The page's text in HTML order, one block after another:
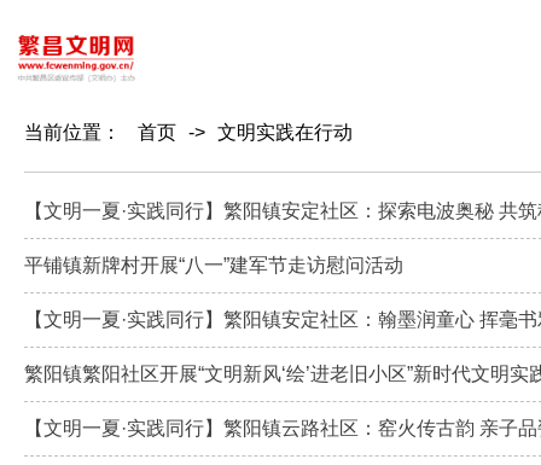
当前位置： 首页 -> 文明实践在行动
【文明一夏·实践同行】繁阳镇安定社区：探索电波奥秘 共
平铺镇新牌村开展“八一”建军节走访慰问活动
【文明一夏·实践同行】繁阳镇安定社区：翰墨润童心 挥毫
繁阳镇繁阳社区开展“文明新风‘绘’进老旧小区”新时代文明实
【文明一夏·实践同行】繁阳镇云路社区：窑火传古韵 亲子